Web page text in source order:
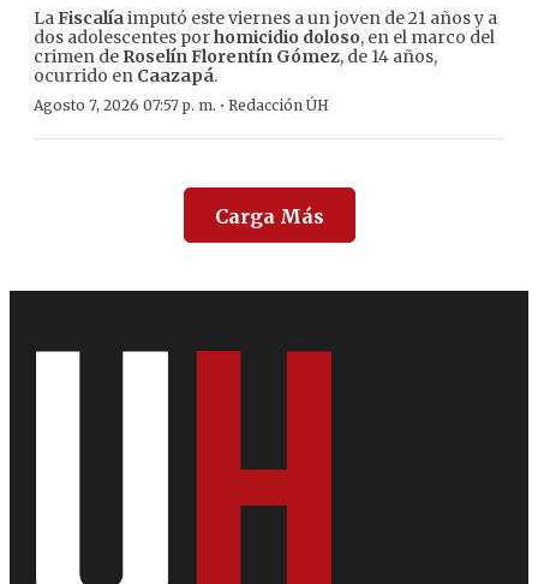
LaFiscalíaimputó este viernes a un joven de 21 años y a
dos adolescentes porhomicidio doloso, en el marco del
crimen de Roselín Florentín Gómez, de 14 años,
ocurrido en Caazapá.
Agosto 7, 2026 07:57 p. m. · Redacción ÚH
Carga Más